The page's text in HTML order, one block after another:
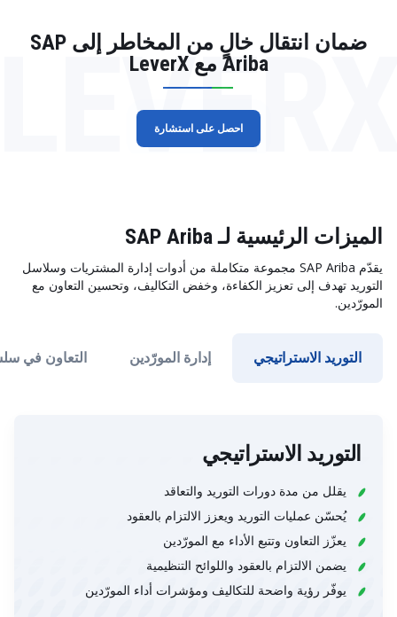
ضمان انتقال خالٍ من المخاطر إلى SAP
Ariba مع LeverX
احصل على استشارة
الميزات الرئيسية لـ SAP Ariba
يقدّم SAP Ariba مجموعة متكاملة من أدوات إدارة المشتريات وسلاسل
التوريد تهدف إلى تعزيز الكفاءة، وخفض التكاليف، وتحسين التعاون مع
المورّدين.
التوريد الاستراتيجي إدارة المورّدين التعاون في
التوريد الاستراتيجي
يقلل من مدة دورات التوريد والتعاقد
يُحسّن عمليات التوريد ويعزز الالتزام بالعقود
يعزّز التعاون وتتبع الأداء مع المورّدين
يضمن الالتزام بالعقود واللوائح التنظيمية
يوفّر رؤية واضحة للتكاليف ومؤشرات أداء المورّدين